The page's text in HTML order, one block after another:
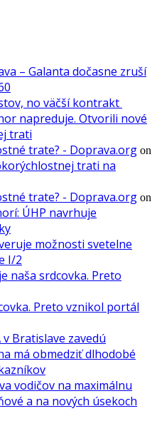
– Galanta dočasne zruší
no väčší kontrakt
napreduje. Otvorili nové
trati
trate? - Doprava.org on
trati na
trate? - Doprava.org on
ÚHP navrhuje
možnosti svetelne
I/2
naša srdcovka. Preto
Preto vznikol portál
v Bratislave zavedú
má obmedziť dlhodobé
vodičov na maximálnu
a na nových úsekoch